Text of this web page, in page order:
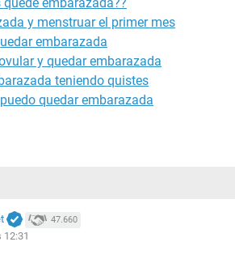
y menstruar el primer mes
embarazada
y quedar embarazada
teniendo quistes
quedar embarazada
47.660
12:31